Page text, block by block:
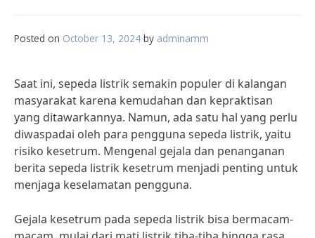
Posted on October 13, 2024 by adminamm
Saat ini, sepeda listrik semakin populer di kalangan
masyarakat karena kemudahan dan kepraktisan
yang ditawarkannya. Namun, ada satu hal yang perlu
diwaspadai oleh para pengguna sepeda listrik, yaitu
risiko kesetrum. Mengenal gejala dan penanganan
berita sepeda listrik kesetrum menjadi penting untuk
menjaga keselamatan pengguna.
Gejala kesetrum pada sepeda listrik bisa bermacam-